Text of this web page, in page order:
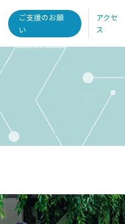
医生研について
研究について
共同利⽤・共同研究拠点
ニュース・イベント
ご支援のお願
い
アクセ
ス